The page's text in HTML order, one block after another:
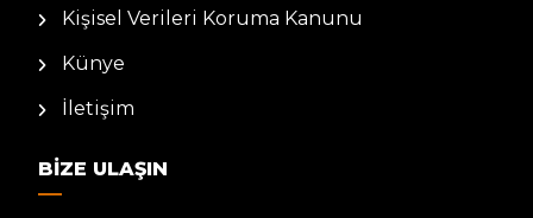
Kişisel Verileri Koruma Kanunu
Künye
İletişim
BIZE ULAŞIN